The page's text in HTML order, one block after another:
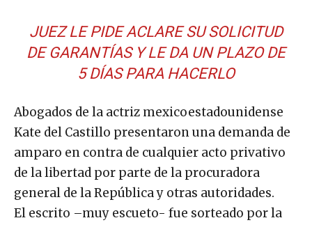
JUEZ LE PIDE ACLARE SU SOLICITUD
DE GARANTÍAS Y LE DA UN PLAZO DE
5 DÍAS PARA HACERLO
Abogados de la actriz mexicoestadounidense
Kate del Castillo presentaron una demanda de
amparo en contra de cualquier acto privativo
de la libertad por parte de la procuradora
general de la República y otras autoridades.
El escrito –muy escueto- fue sorteado por la